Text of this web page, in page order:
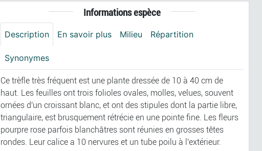
Informations espèce
Description En savoir plus Milieu Répartition
Synonymes
Ce trèfle très fréquent est une plante dressée de 10 à 40 cm de
haut. Les feuilles ont trois folioles ovales, molles, velues, souvent
ornées d'un croissant blanc, et ont des stipules dont la partie libre,
triangulaire, est brusquement rétrécie en une pointe fine. Les fleurs
pourpre rose parfois blanchâtres sont réunies en grosses têtes
rondes. Leur calice a 10 nervures et un tube poilu à l'extérieur.